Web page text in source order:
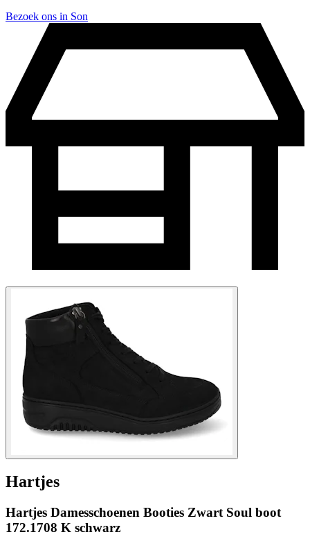
Bezoek ons in Son
Hartjes
Hartjes Damesschoenen Booties Zwart Soul boot
172.1708 K schwarz